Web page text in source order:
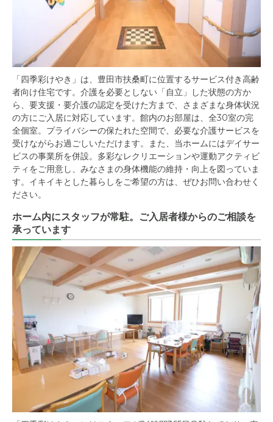
「四季彩けやき」は、豊田市扶桑町に位置するサービス付き高齢
者向け住宅です。介護を必要としない「自立」した状態の方か
ら、要支援・要介護の認定を受けた方まで、さまざまな身体状況
の方にご入居に対応しています。館内のお部屋は、全30室の完
全個室。プライバシーの保たれた空間で、必要な介護サービスを
受けながらお過ごしいただけます。また、当ホームにはデイサー
ビスの事業所を併設。多彩なレクリエーションや運動アクティビ
ティをご用意し、みなさまの身体機能の維持・向上を図っていま
す。イキイキとした暮らしをご希望の方は、ぜひお問い合わせく
ださい。
ホーム内にスタッフが常駐。ご入居者様からのご相談を
承っています